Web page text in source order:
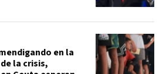
en la
la crisis,